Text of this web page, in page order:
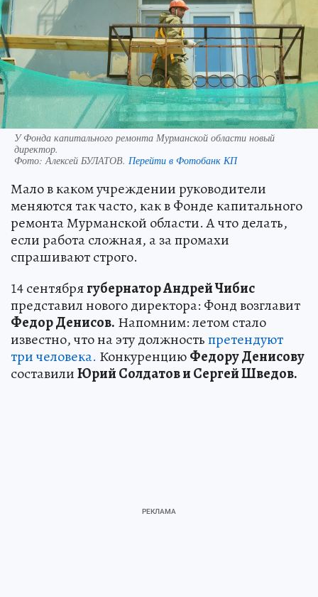
У Фонда капитального ремонта Мурманской области новый
директор.
Фото: Алексей БУЛАТОВ. Перейти в Фотобанк КП
Мало в каком учреждении руководители
меняются так часто, как в Фонде капитального
ремонта Мурманской области. А что делать,
если работа сложная, а за промахи
спрашивают строго.
14 сентябрягубернатор Андрей Чибис
представил нового директора: Фонд возглавит
Федор Денисов. Напомним: летом стало
известно, что на эту должностьпретендуют
три человека. КонкуренциюФедору Денисову
составилиЮрий Солдатов и Сергей Шведов.